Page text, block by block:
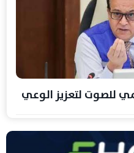
للصوت لتعزيز الوعي